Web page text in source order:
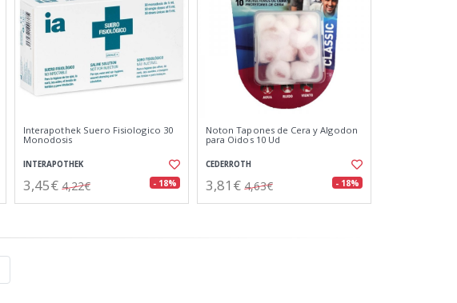
Interapothek Suero Fisiologico 30
Monodosis
INTERAPOTHEK
3,45€ 4,22€ - 18%
Noton Tapones de Cera y Algodon
para Oidos 10 Ud
CEDERROTH
3,81€ 4,63€ - 18%